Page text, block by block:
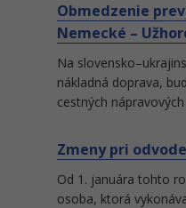
Obmedzenie
Nemecké –
Na
nákladná doprava,
cestných nápravových
Zmeny pri
Od 1. januára tohto
osoba, ktorá